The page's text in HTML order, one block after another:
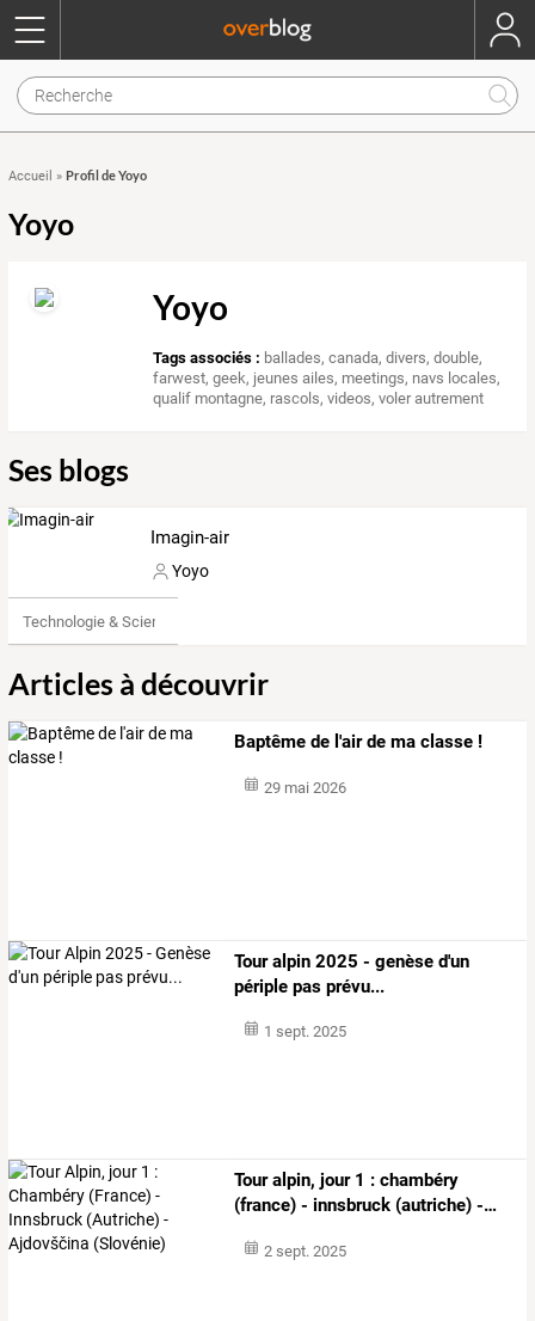
Accueil » Profil de Yoyo
Yoyo
Yoyo
Tags associés : ballades,canada,divers,double,
farwest,geek, jeunes ailes, meetings, navs locales,
qualif montagne, rascols,videos,voler autrement
Ses blogs
Imagin-air
Yoyo
Technologie & Science
Articles à découvrir
Baptême de l'air de ma classe !
29 mai 2026
Tour alpin 2025 - genèse d'un
périple pas prévu...
1 sept. 2025
Touralpin, jour1 : chambéry
(france) - innsbruck (autriche) -…
2 sept. 2025